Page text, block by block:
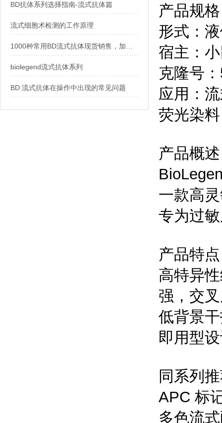
BD抗体系列选择指南-流式抗体篇
流式细胞术检测的工作原理
biolegend流式抗体系列
BD 流式抗体在操作中出现的常见问题
产品规
形式：
宿主：
克隆号
应用：
荧光染
产品概
一款高
专为过
产品特
高特异
强，交
低背景
即用型
同系列
APC 标
多色流